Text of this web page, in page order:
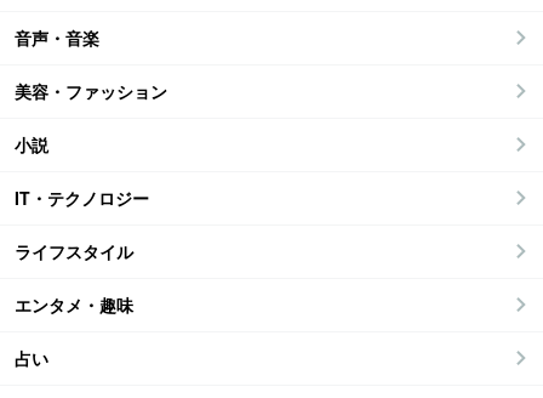
音声・音楽
美容・ファッション
小説
IT・テクノロジー
ライフスタイル
エンタメ・趣味
占い